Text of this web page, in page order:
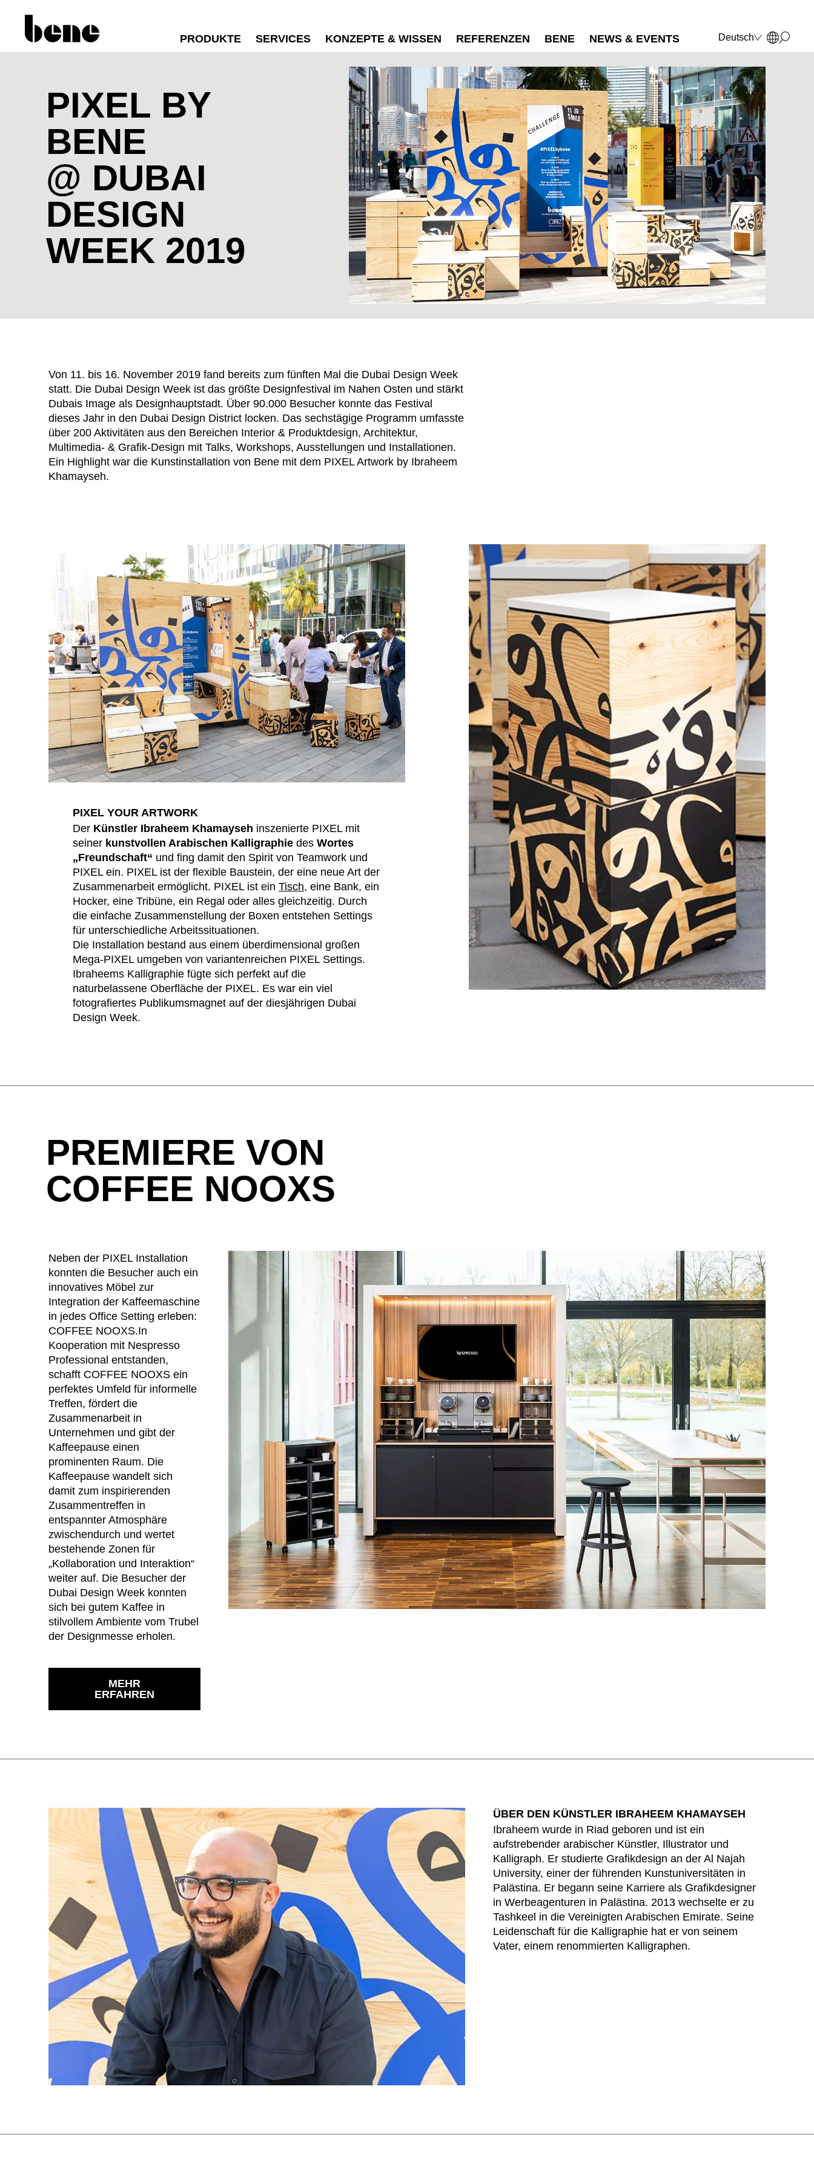
PRODUKTE SERVICES KONZEPTE & WISSEN REFERENZEN BENE NEWS & EVENTS
Deutsch
English
Français
Polski
Italiano
WÄHLEN SIE IHREN MARKT
Australien(AU)
Bahrain (BH)
Belgien(BE)
Bulgarien(BG)
China (CN)
Deutschland(DE)
Dänemark (DK)
Elfenbeinküste(CI)
Finnland(FI)
Frankreich (FR)
Ghana(GH)
Griechenland(GR)
Großbritannien(GB)
Guinea(GN)
Indien(IN)
Indonesien(ID)
Iran (IR)
Irland (IE)
Israel(IL)
Italien (IT)
Japan(JP)
Kanada(CA)
Kasachstan
Kenia (KE)
Kroatien(HR)
Kuwait(KW)
Lettland(LV)
Liechtenstein(LI)
Litauen(LT)
Luxemburg (LU)
Malaysia(MY)
Marokko(MA)
Mauretanien(MR)
Neuseeland(NZ)
Niederlande(NL)
Norwegen
Oman
Philippinen
Polen(PL)
Portugal
Qatar(QA)
Rumänien
Russland(RU)
Saudi-Arabien(SA)
Schweden
Schweiz(CH)
Senegal(SN)
Serbien(RS)
Singapur(SG)
Slowakei(SK)
Slowenien(SI)
Spanien(ES)
Südafrika(ZA)
Südkorea(KR)
Taiwan(TW)
Tansania(TZ)
Thailand(TH)
Tschechische Republik(CZ)
Tunesien(TN)
Ukraine(UA)
Ungarn (HU)
Vereinigte Arabische Emirate
(AE)
Weißrussland(BY)
Ägypten(EG)
PIXEL BY
BENE
@ DUBAI
DESIGN
WEEK 2019
Von 11. bis 16. November 2019 fand bereits zum fünften Mal die Dubai Design Week
statt. Die Dubai Design Week ist das größte Designfestival im Nahen Osten und stärkt
Dubais Image als Designhauptstadt. Über 90.000 Besucher konnte das Festival
dieses Jahr in den Dubai Design District locken. Das sechstägige Programm umfasste
über 200 Aktivitäten aus den Bereichen Interior & Produktdesign, Architektur,
Multimedia- & Grafik-Design mit Talks, Workshops, Ausstellungen und Installationen.
Ein Highlight war die Kunstinstallation von Bene mit dem PIXEL Artwork by Ibraheem
Khamayseh.
PIXEL YOUR ARTWORK
Der Künstler Ibraheem Khamayseh inszenierte PIXEL mit
seiner kunstvollen Arabischen Kalligraphie des Wortes
„Freundschaft“ und fing damit den Spirit von Teamwork und
PIXEL ein. PIXEL ist der flexible Baustein, der eine neue Art der
Zusammenarbeit ermöglicht. PIXEL ist ein Tisch, eine Bank, ein
Hocker, eine Tribüne, ein Regal oder alles gleichzeitig. Durch
die einfache Zusammenstellung der Boxen entstehen Settings
für unterschiedliche Arbeitssituationen.
Die Installation bestand aus einem überdimensional großen
Mega-PIXEL umgeben von variantenreichen PIXEL Settings.
Ibraheems Kalligraphie fügte sich perfekt auf die
naturbelassene Oberfläche der PIXEL. Es war ein viel
fotografiertes Publikumsmagnet auf der diesjährigen Dubai
Design Week.
PREMIERE VON
COFFEE NOOXS
Neben der PIXEL Installation
konnten die Besucher auch ein
innovatives Möbel zur
Integration der Kaffeemaschine
in jedes Office Setting erleben:
COFFEE NOOXS.In
Kooperation mit Nespresso
Professional entstanden,
schafft COFFEE NOOXS ein
perfektes Umfeld für informelle
Treffen, fördert die
Zusammenarbeit in
Unternehmen und gibt der
Kaffeepause einen
prominenten Raum. Die
Kaffeepause wandelt sich
damit zum inspirierenden
Zusammentreffen in
entspannter Atmosphäre
zwischendurch und wertet
bestehende Zonen für
„Kollaboration und Interaktion“
weiter auf. Die Besucher der
Dubai Design Week konnten
sich bei gutem Kaffee in
stilvollem Ambiente vom Trubel
der Designmesse erholen.
MEHR
ERFAHREN
ÜBER DEN KÜNSTLER IBRAHEEM KHAMAYSEH
Ibraheem wurde in Riad geboren und ist ein
aufstrebender arabischer Künstler, Illustrator und
Kalligraph. Er studierte Grafikdesign an der Al Najah
University, einer der führenden Kunstuniversitäten in
Palästina. Er begann seine Karriere als Grafikdesigner
in Werbeagenturen in Palästina. 2013 wechselte er zu
Tashkeel in die Vereinigten Arabischen Emirate. Seine
Leidenschaft für die Kalligraphie hat er von seinem
Vater, einem renommierten Kalligraphen.